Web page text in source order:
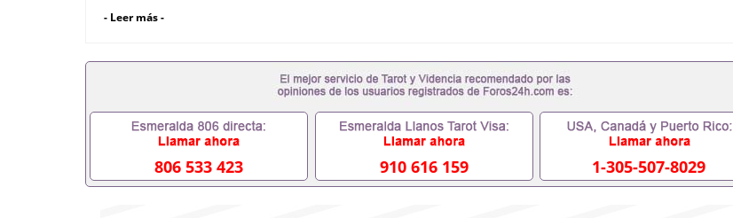
以安排办理，毕业证成绩单，学校，专业，学位，毕业时间都可以根据客户要求安排。 国内找工作假的毕
551190476入职事业单位/国企假的毕业证会查吗551190476入职国企/事业单位需要些什么材料551190476
办理假毕业证在国内能用吗, 挂科拿不到毕业证怎么办, 毕业证丢了怎么办, 没有正常毕业怎么办理毕业证,没
毕业可以办学历认证吗,您是否因为中途辍学、挂科而没有正常毕业551190476您是否因为递交材料不齐而
被拒之门外551190476您是否因没正常毕业而导致回国得不到教育部认证在校挂科了不想读了,成绩不理想
毕不了业怎么办551190476找工作没有文凭怎么办,怎么办理本科/研究生文凭551190476如何办理本科/硕士
毕业证551190476网上买文凭可靠吗551190476哪里可以买国外文凭551190476国外本科毕业证怎么办理
551190476国外大学文凭可以打工作吗551190476怎么办理 外假毕业证551190476哪里可以制作美国毕业证
551190476哪里可以办理澳洲毕业证551190476留学生在哪里可以买假毕业证551190476哪里可以办理加拿
- Leer más -
806 533 423 910 616 159 1-305-507-8029